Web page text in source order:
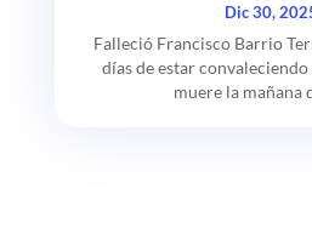
Dic 30,
Falleció Francisco Barrio
días de estar
muere la mañana